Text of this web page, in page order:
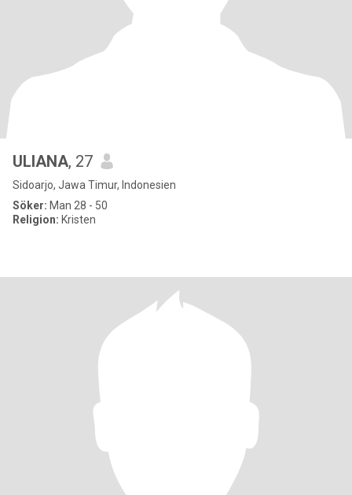
ULIANA, 27
Sidoarjo, Jawa Timur, Indonesien
Söker: Man 28 - 50
Religion: Kristen